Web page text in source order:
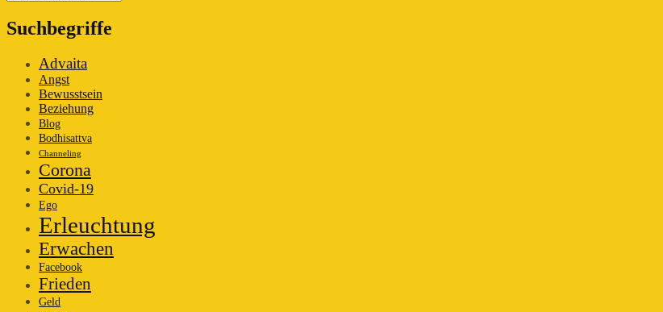
Suchbegriffe
Advaita
Angst
Bewusstsein
Beziehung
Blog
Bodhisattva
Channeling
Corona
Covid-19
Ego
Erleuchtung
Erwachen
Facebook
Frieden
Geld